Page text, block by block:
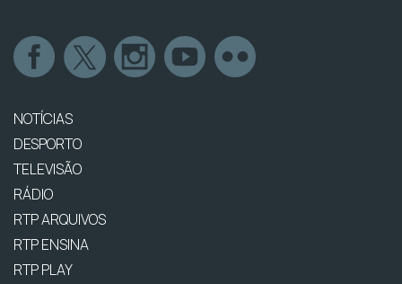
NOTÍCIAS
DESPORTO
TELEVISÃO
RÁDIO
RTP ARQUIVOS
RTP ENSINA
RTP PLAY